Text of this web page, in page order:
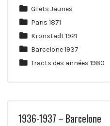
Gilets Jaunes
Paris 1871
Kronstadt 1921
Barcelone 1937
Tracts des années 1980
1936-1937 – Barcelone